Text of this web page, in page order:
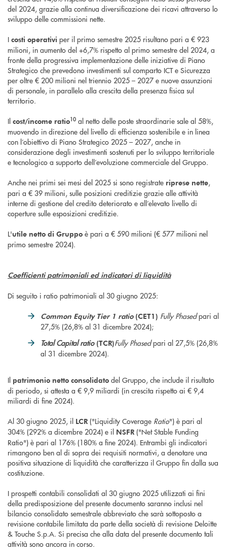
del 2024, grazie alla continua diversificazione dei ricavi attraverso lo
sviluppo delle commissioni nette.
I costi operativi per il primo semestre 2025 risultano pari a € 923
milioni, in aumento del +6,7% rispetto al primo semestre del 2024, a
fronte della progressiva implementazione delle iniziative di Piano
Strategico che prevedono investimenti sul comparto ICT e Sicurezza
per oltre € 200 milioni nel triennio 2025 – 2027 e nuove assunzioni
di personale, in parallelo alla crescita della presenza fisica sul
territorio.
Il cost/income ratio10 al netto delle poste straordinarie sale al 58%,
muovendo in direzione del livello di efficienza sostenibile e in linea
con l’obiettivo di Piano Strategico 2025 – 2027, anche in
considerazione degli investimenti sostenuti per lo sviluppo territoriale
e tecnologico a supporto dell’evoluzione commerciale del Gruppo.
Anche nei primi sei mesi del 2025 si sono registrate riprese nette,
pari a € 39 milioni, sulle posizioni creditizie grazie alle attività
interne di gestione del credito deteriorato e all’elevato livello di
coperture sulle esposizioni creditizie.
L'utile netto di Gruppo è pari a € 590 milioni (€ 577 milioni nel
primo semestre 2024).
Coefficienti patrimoniali ed indicatori di liquidità
Di seguito i ratio patrimoniali al 30 giugno 2025:
Common Equity Tier 1 ratio (CET1) Fully Phasedpari al
27,5% (26,8% al 31 dicembre 2024);
Total Capital ratio(TCR)Fully Phasedpari al 27,5% (26,8%
al 31 dicembre 2024).
Il patrimonio netto consolidato del Gruppo, che include il risultato
di periodo, si attesta a € 9,9 miliardi (in crescita rispetto ai € 9,4
miliardi di fine 2024).
Al 30 giugno 2025, il LCR ("Liquidity Coverage Ratio") è pari al
304% (292% a dicembre 2024) e il NSFR ("Net Stable Funding
Ratio") è pari al 176% (180% a fine 2024). Entrambi gli indicatori
rimangono ben al di sopra dei requisiti normativi, a denotare una
positiva situazione di liquidità che caratterizza il Gruppo fin dalla sua
costituzione.
I prospetti contabili consolidati al 30 giugno 2025 utilizzati ai fini
della predisposizione del presente documento saranno inclusi nel
bilancio consolidato semestrale abbreviato che sarà sottoposto a
revisione contabile limitata da parte della società di revisione Deloitte
& Touche S.p.A. Si precisa che alla data del presente documento tali
attività sono ancora in corso.